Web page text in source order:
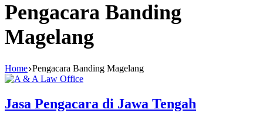
Pengacara Banding
Magelang
Home Pengacara Banding Magelang
Jasa Pengacara di Jawa Tengah